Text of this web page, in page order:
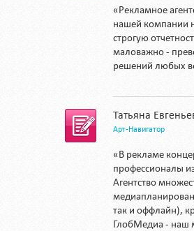
«Рекламное
нашей компании
строгую
маловажно -
решений любых
Татьяна
Арт-Навигатор
«В рекламе
профессионалы
Агентство
так и оффлайн),
ГлобМедиа - наш